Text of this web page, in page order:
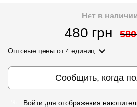
Нет в наличии
480 грн
Оптовые цены от 4 единиц
Сообщить, когда
Войти для отображения